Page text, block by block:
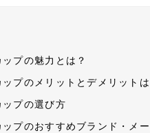
プの魅力とは？
プのメリットとデメリットは
ップの選び方
プのおすすめブランド・メ